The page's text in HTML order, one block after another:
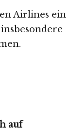
Airlines ein
auf